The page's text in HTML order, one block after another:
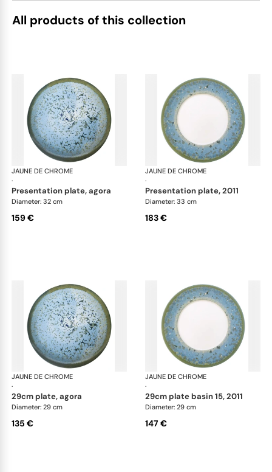
All products of this collection
JAUNE DE CHROME
·
Nymphéa
presentation plate, agora
Diameter: 32 cm
159 €
JAUNE DE CHROME
·
presentation plate, 2011
Diameter: 33 cm
183 €
JAUNE DE CHROME
·
Nymphéa
29cm plate, agora
Diameter: 29 cm
135 €
JAUNE DE CHROME
·
29cm plate basin 15, 2011
Diameter: 29 cm
147 €